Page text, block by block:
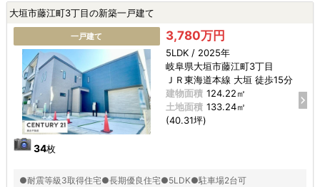
大垣市藤江町3丁目の新築一戸建て
一戸建て
34枚
3,780万円
5LDK / 2025年
岐阜県大垣市藤江町3丁目
ＪＲ東海道本線 大垣 徒歩15分
建物面積 124.22㎡
土地面積 133.24㎡
(40.31坪)
●耐震等級3取得住宅●長期優良住宅●5LDK●駐車場2台可